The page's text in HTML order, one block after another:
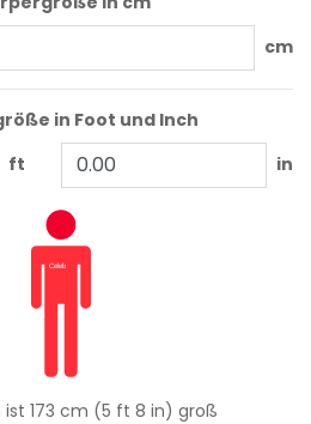
cm
in Foot und Inch
ft
in
ist 173 cm (5 ft 8 in) groß